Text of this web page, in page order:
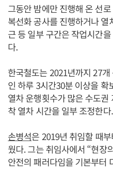
그동안 밤에만 진행해 온 선
복선화 공사를 진행하거나 열
근 등 일부 구간은 작업시간
다.
한국철도는 2021년까지 27
인 하루 3시간30분 이상을 확
열차 운행횟수가 많은 수도권
착 열차 시간을 일부 조정한다.
손병석은 2019년 취임할 때
웠다. 그는 취임사에서 “현장
안전의 패러다임을 기본부터